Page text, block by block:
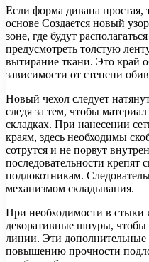
Если форма дивана простая,
основе Создается новый
зоне, где будут
предусмотреть толстую
вытирание ткани. Это край
зависимости от степени
Новый чехол следует
следя за тем, чтобы
складках. При нанесении
краям, здесь необходимы
сотрутся и не порвут
последовательности крепят
подлокотникам.
механизмом складывания.
При необходимости в
декоративные шнуры, чтобы
линии. Эти дополнительные
повышению прочности